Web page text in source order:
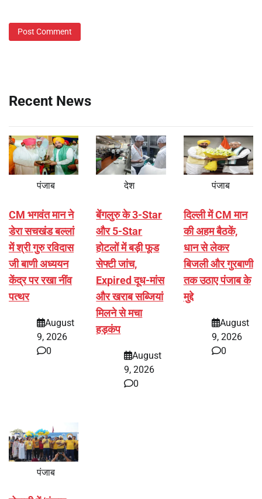
Recent News
पंजाब
CM भगवंत मान ने
डेरा सचखंड बल्लां
में श्री गुरु रविदास
जी बाणी अध्ययन
केंद्र पर रखा नींव
पत्थर
August
9, 2026
0
देश
बेंगलुरु के 3-Star
और 5-Star
होटलों में बड़ी फूड
सेफ्टी जांच,
Expired दूध-मांस
और खराब सब्जियां
मिलने से मचा
हड़कंप
August
9, 2026
0
पंजाब
दिल्ली में CM मान
की अहम बैठकें,
धान से लेकर
बिजली और गुरबाणी
तक उठाए पंजाब के
मुद्दे
August
9, 2026
0
पंजाब